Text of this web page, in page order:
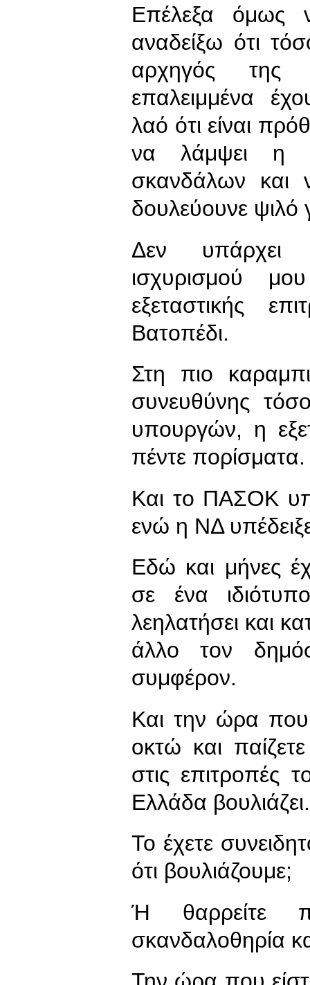
Επέλεξα όμως
αναδείξω ότι
αρχηγός της
επαλειμμένα
λαό ότι είναι
να λάμψει η
σκανδάλων και
δουλεύουνε ψιλό
Δεν υπάρχει
ισχυρισμού
εξεταστικής
Βατοπέδι.
Στη πιο
συνευθύνης
υπουργών, η
πέντε πορίσματα.
Και το ΠΑΣΟΚ
ενώ η ΝΔ
Εδώ και μήνες
σε ένα
λεηλατήσει και
άλλο τον
συμφέρον.
Και την ώρα που
οκτώ και
στις επιτροπές
Ελλάδα βουλιάζει.
Το έχετε
ότι βουλιάζουμε;
Ή θαρρείτε
σκανδαλοθηρία